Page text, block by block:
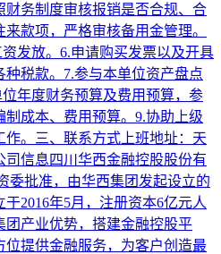
财务制度审核报销是否合规、合
款项，严格审核备用金管理。
发放。6.申请购买发票以及开具
种税款。7.参与本单位资产盘点
年度财务预算及费用预算，参
制成本、费用预算。9.协助上级
作。三、联系方式上班地址：天
司信息四川华西金融控股股份有
委批准，由华西集团发起设立的
2016年5月，注册资本6亿元人
团产业优势，搭建金融控股平
位提供金融服务，为客户创造最